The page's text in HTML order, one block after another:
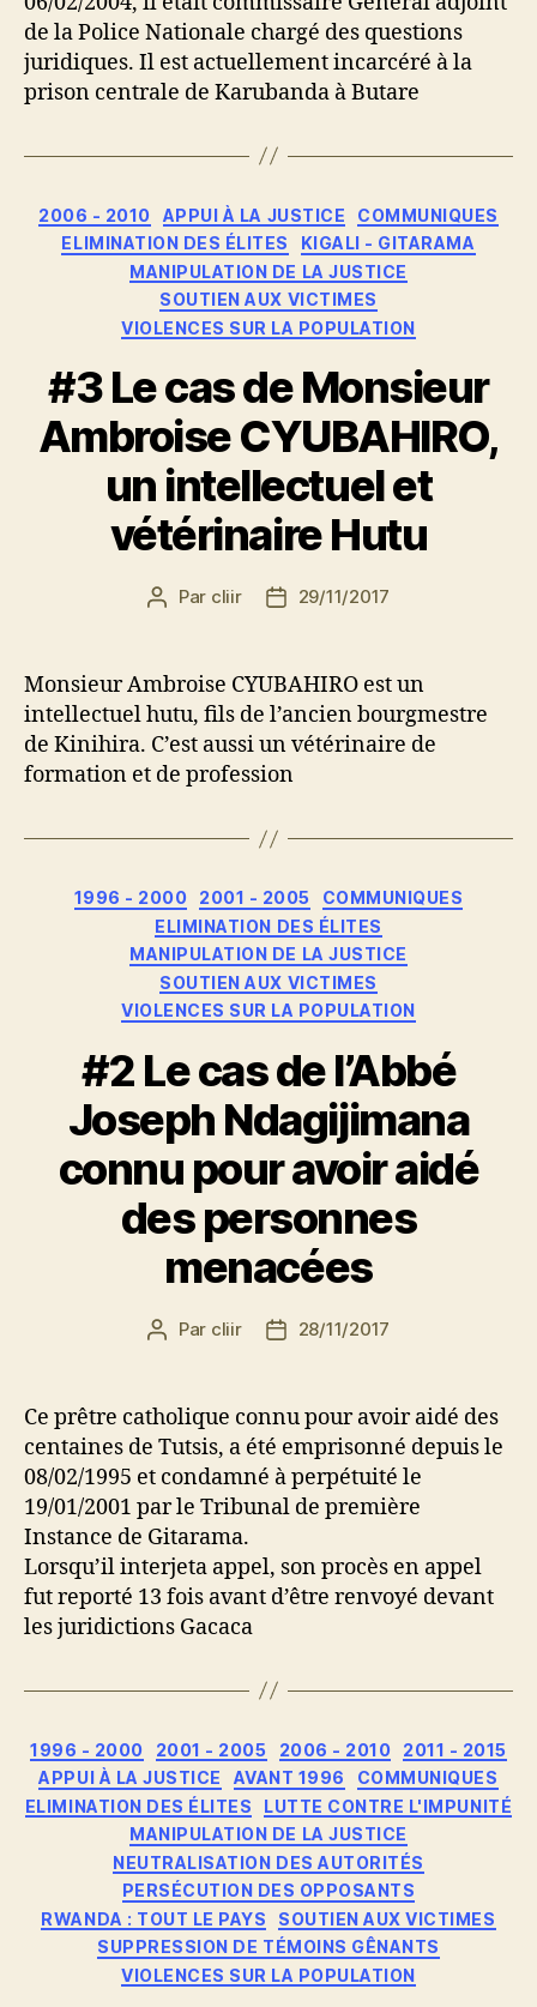
de la Police Nationale chargé des questions
juridiques. Il est actuellement incarcéré à la
prison centrale de Karubanda à Butare
Catégories
2006 - 2010 APPUI À LA JUSTICE
COMMUNIQUES
ELIMINATION DES ÉLITES
KIGALI - GITARAMA
MANIPULATION DE LA JUSTICE
SOUTIEN AUX VICTIMES
VIOLENCES SUR LA POPULATION
#3 Le cas de Monsieur
Ambroise CYUBAHIRO,
un intellectuel et
vétérinaire Hutu
Auteur
Par cliir
Date29/11/2017
Monsieur Ambroise CYUBAHIRO est un
intellectuel hutu, fils de l’ancien bourgmestre
de Kinihira. C’est aussi un vétérinaire de
formation et de profession
Catégories
1996 - 2000 2001 - 2005
COMMUNIQUES
ELIMINATION DES ÉLITES
MANIPULATION DE LA JUSTICE
SOUTIEN AUX VICTIMES
VIOLENCES SUR LA POPULATION
#2 Le cas de l’Abbé
Joseph Ndagijimana
connu pour avoir aidé
des personnes
menacées
Auteur
Par cliir
Date28/11/2017
Ce prêtre catholique connu pour avoir aidé des
centaines de Tutsis, a été emprisonné depuis le
08/02/1995 et condamné à perpétuité le
19/01/2001 par le Tribunal de première
Instance de Gitarama.
Lorsqu’il interjeta appel, son procès en appel
fut reporté 13 fois avant d’être renvoyé devant
les juridictions Gacaca
Catégories
1996 - 2000 2001 - 2005 2006 - 2010
2011 - 2015
APPUI À LA JUSTICE
AVANT 1996
COMMUNIQUES
ELIMINATION DES ÉLITES
LUTTE CONTRE L'IMPUNITÉ
MANIPULATION DE LA JUSTICE
NEUTRALISATION DES AUTORITÉS
PERSÉCUTION DES OPPOSANTS
RWANDA : TOUT LE PAYS
SOUTIEN AUX VICTIMES
SUPPRESSION DE TÉMOINS GÊNANTS
VIOLENCES SUR LA POPULATION